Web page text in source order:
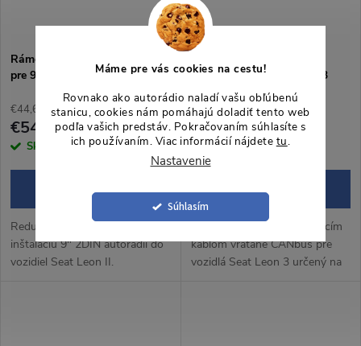
Máme pre vás cookies na cestu!
Rovnako ako autorádio naladí vašu obľúbenú
stanicu, cookies nám pomáhajú doladiť tento web
podľa vašich predstáv. Pokračovaním súhlasíte s
ich používaním. Viac informácií nájdete tu.
Nastavenie
Súhlasím
Rámček s napájacím káblom
pre 9" autorádio Seat Leon II
€44,63 bez DPH
€54
Skladom 4 ks
Redukčný rámček vhodný na
inštaláciu 9" 2DIN autorádií do
vozidiel Seat Leon II.
kabelážou pre Seat Leon 3
€44,63 bez DPH
€54
Skladom3 ks
Redukčný rámček s napájacím
káblom vrátane CANbus pre
vozidlá Seat Leon 3 určený na